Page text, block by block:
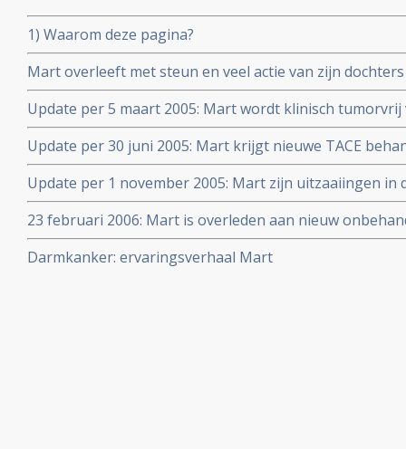
1) Waarom deze pagina?
Mart overleeft met steun en veel actie van zijn
darmkanker
Update per 5 maart 2005: Mart wordt klinisch
TACE en LITT door dr. Vogl.
Update per 30 juni 2005: Mart krijgt nieuwe TACE
recidief signalen optreden
Update per 1 november 2005: Mart zijn uitzaaiingen in
weggehaald en hij is nu opnieuw klinisch kankervrij
bericht voor Mart en zijn dochters.
23 februari 2006: Mart is overleden aan nieuw
Darmkanker: ervaringsverhaal Mart